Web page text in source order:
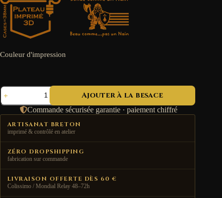
Couleur d'impression
quantité
de
Tombeaux
-
Pack
Ajouter à la besace
Commande sécurisée garantie · paiement chiffré
ARTISANAT BRETON
imprimé & contrôlé en atelier
ZÉRO DROPSHIPPING
fabrication sur commande
LIVRAISON OFFERTE DÈS 60 €
Colissimo / Mondial Relay 48–72h